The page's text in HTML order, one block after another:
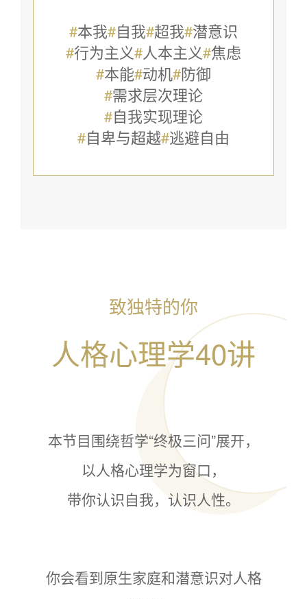
#本我#自我#超我#潜意识
#行为主义#人本主义#焦虑
#本能#动机#防御
#需求层次理论
#自我实现理论
#自卑与超越#逃避自由
致独特的你
人格心理学40讲
本节目围绕哲学“终极三问”展开，
以人格心理学为窗口，
带你认识自我，认识人性。
你会看到原生家庭和潜意识对人格